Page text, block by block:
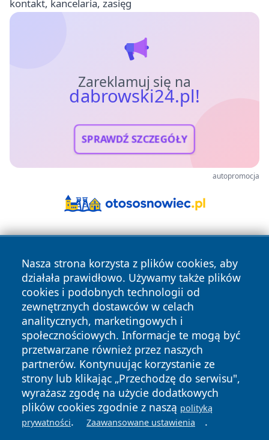
kontakt, kancelaria, zasięg
Zareklamuj się na
dabrowski24.pl!
SPRAWDŹ SZCZEGÓŁY
autopromocja
Nasza strona korzysta z plików cookies, aby
działała prawidłowo. Używamy także plików
cookies i podobnych technologii od
zewnętrznych dostawców w celach
analitycznych, marketingowych i
społecznościowych. Informacje te mogą być
przetwarzane również przez naszych
partnerów. Kontynuując korzystanie ze
strony lub klikając „Przechodzę do serwisu",
wyrażasz zgodę na użycie dodatkowych
plików cookies zgodnie z naszą polityką
prywatności. Zaawansowane ustawienia .
Copyright © 2026 dabrowski24.pl Wszystkie prawa
zastrzeżone.
News Autorzy
Polityka
Prywatności
Polityka
Cookies